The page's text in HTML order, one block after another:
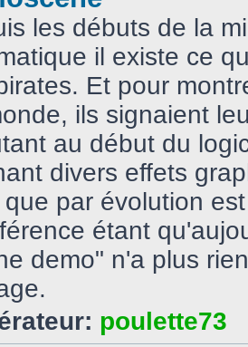
les débuts de la
il existe ce
Et pour
ils signaient
au début du
divers effets
que par évolution
étant
demo" n'a plus
poulette73